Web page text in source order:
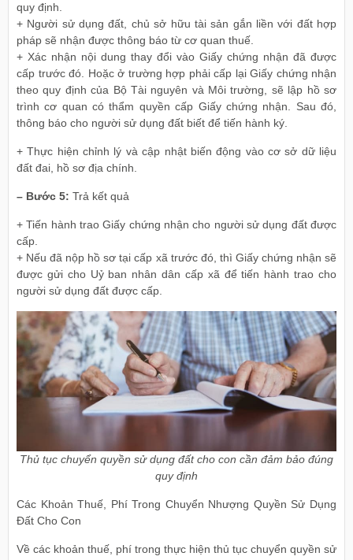
quy định.
+ Người sử dụng đất, chủ sở hữu tài sản gắn liền với đất hợp
pháp sẽ nhận được thông báo từ cơ quan thuế.
+ Xác nhận nội dung thay đổi vào Giấy chứng nhận đã được
cấp trước đó. Hoặc ở trường hợp phải cấp lại Giấy chứng nhận
theo quy định của Bộ Tài nguyên và Môi trường, sẽ lập hồ sơ
trình cơ quan có thẩm quyền cấp Giấy chứng nhận. Sau đó,
thông báo cho người sử dụng đất biết để tiến hành ký.
+ Thực hiện chỉnh lý và cập nhật biến động vào cơ sở dữ liệu
đất đai, hồ sơ địa chính.
– Bước 5: Trả kết quả
+ Tiến hành trao Giấy chứng nhận cho người sử dụng đất được
cấp.
+ Nếu đã nộp hồ sơ tại cấp xã trước đó, thì Giấy chứng nhận sẽ
được gửi cho Uỷ ban nhân dân cấp xã để tiến hành trao cho
người sử dụng đất được cấp.
Thủ tục chuyển quyền sử dụng đất cho con cần đảm bảo đúng
quy định
Các Khoản Thuế, Phí Trong Chuyển Nhượng Quyền Sử Dụng
Đất Cho Con
Về các khoản thuế, phí trong thực hiện thủ tục chuyển quyền sử